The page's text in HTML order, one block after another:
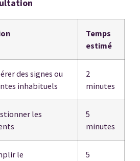
Temps
estimé
des signes ou
inhabituels
2
minutes
les
5
minutes
le
5